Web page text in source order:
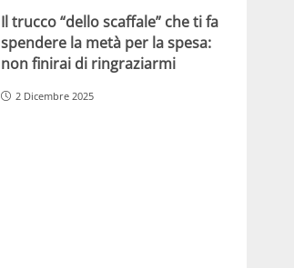
Il trucco “dello scaffale” che ti fa
spendere la metà per la spesa:
non finirai di ringraziarmi
2 Dicembre 2025